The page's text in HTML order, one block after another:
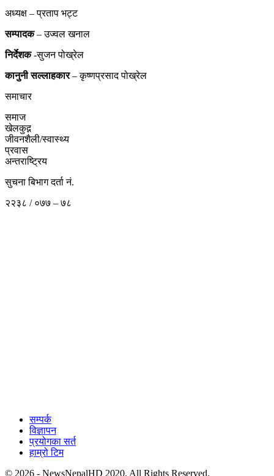
अध्यक्ष – प्रताप भट्ट
सम्पादक– उज्वल खनाल
निर्देशक-सुजन पोख्रेल
कानुनी सल्लाहकार– कृष्णप्रसाद पोख्रेल
समाचार
समाज
खेलकुद़़
जीवनशैली/स्वास्थ्य
प्रवास
अन्तराष्ट्रिय
सुचना बिभाग दर्ता नं.
२२३८ / ०७७ – ७८
सम्पर्क
विज्ञापन
प्रयोगका सर्त
हाम्रो टिम
© 2026 - NewsNepalHD 2020. All Rights Reserved.